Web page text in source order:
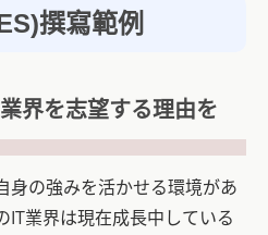
撰寫範例
界を志望する理由を
身の強みを活かせる環境があ
IT業界は現在成長中している